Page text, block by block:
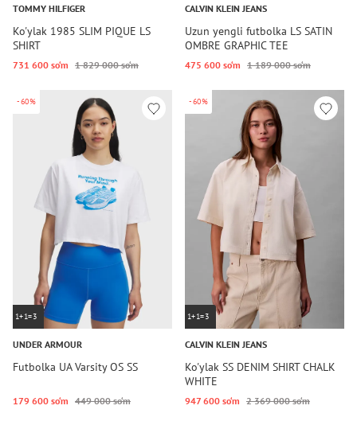
TOMMY HILFIGER
Ko'ylak 1985 SLIM PIQUE LS
SHIRT
731 600 so‘m 1 829 000 so‘m
CALVIN KLEIN JEANS
Uzun yengli futbolka LS SATIN
OMBRE GRAPHIC TEE
475 600 so‘m 1 189 000 so‘m
-60%
1+1=3
UNDER ARMOUR
Futbolka UA Varsity OS SS
179 600 so‘m 449 000 so‘m
-60%
1+1=3
CALVIN KLEIN JEANS
Ko'ylak SS DENIM SHIRT CHALK
WHITE
947 600 so‘m 2 369 000 so‘m